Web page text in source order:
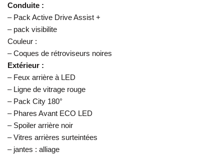
Conduite :
– Pack Active Drive Assist +
– pack visibilite
Couleur :
– Coques de rétroviseurs noires
Extérieur :
– Feux arrière à LED
– Ligne de vitrage rouge
– Pack City 180°
– Phares Avant ECO LED
– Spoiler arrière noir
– Vitres arrières surteintées
– jantes : alliage